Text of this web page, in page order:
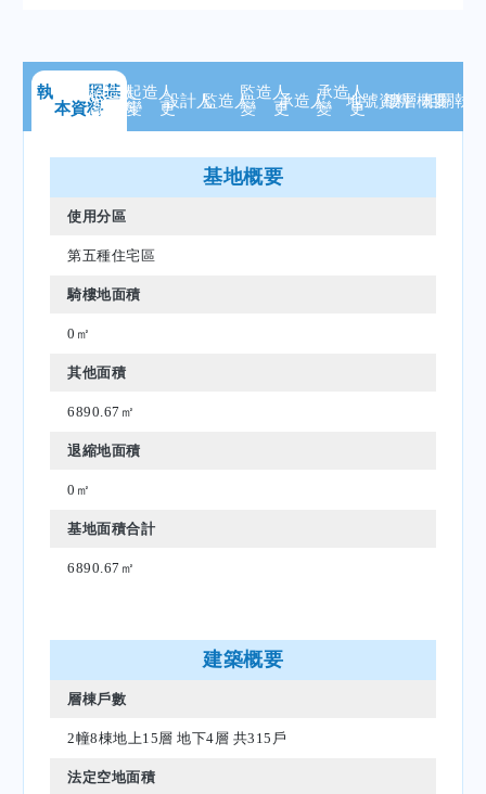
執 照基
本資料
起造人
資 料
起造人
變 更設計人監造人監造人
變 更承造人承造人
變 更
地號資料
樓層概要
相關執
基地概要
使用分區
第五種住宅區
騎樓地面積
0㎡
其他面積
6890.67㎡
退縮地面積
0㎡
基地面積合計
6890.67㎡
建築概要
層棟戶數
2幢8棟地上15層 地下4層 共315戶
法定空地面積